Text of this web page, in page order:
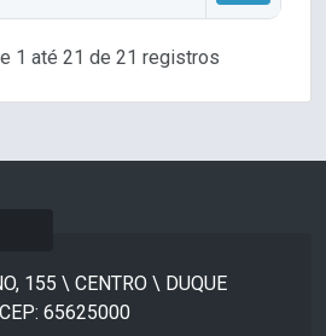
1 até 21 de 21 registros
155 \ CENTRO \ DUQUE
65625000